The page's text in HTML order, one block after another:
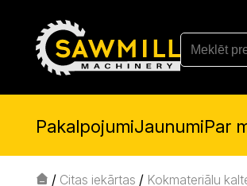
PakalpojumiJaunumiPar
/ Citas iekārtas / Kokmateriālu